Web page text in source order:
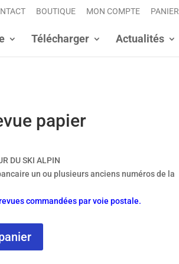
BOUTIQUE MON COMPTE PANIER
Télécharger Actualités
papier
DU SKI ALPIN
un ou plusieurs anciens numéros de la
commandées par voie postale.